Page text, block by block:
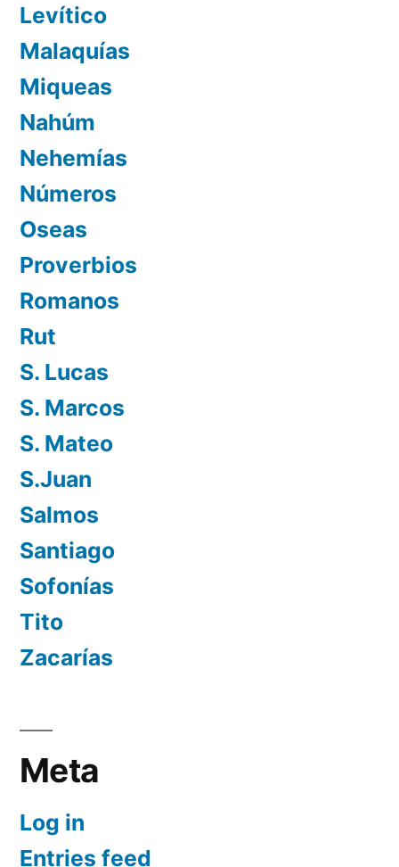
Levítico
Malaquías
Miqueas
Nahúm
Nehemías
Números
Oseas
Proverbios
Romanos
Rut
S. Lucas
S. Marcos
S. Mateo
S.Juan
Salmos
Santiago
Sofonías
Tito
Zacarías
Meta
Log in
Entries feed